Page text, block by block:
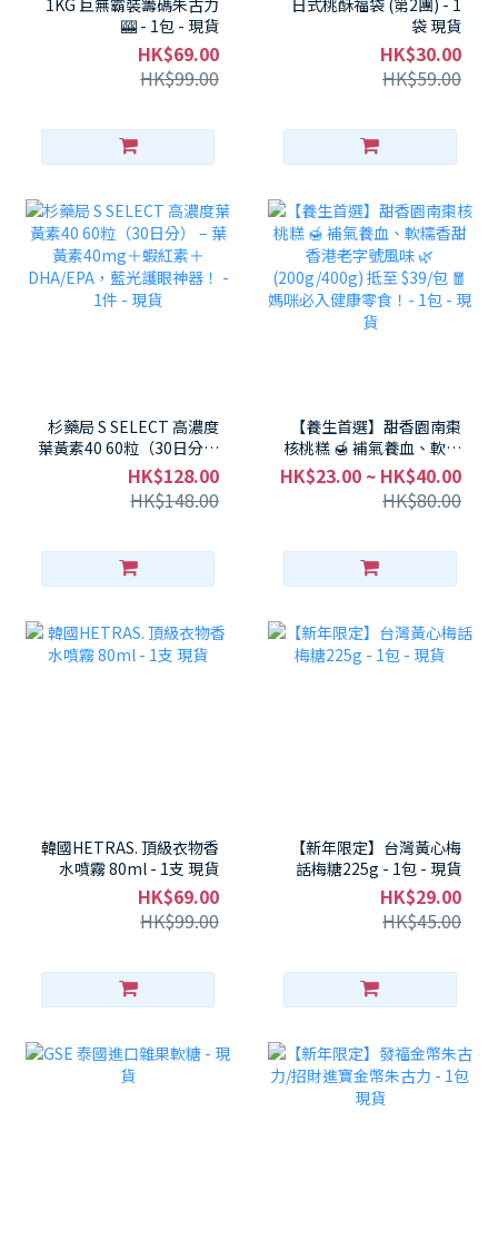
1KG 巨無霸裝籌碼朱古力
🎰 - 1包 - 現貨
HK$69.00
HK$99.00
日式桃酥福袋 (第2團) - 1
袋 現貨
HK$30.00
HK$59.00
杉藥局 S SELECT 高濃度
葉黃素40 60粒（30日分）
– 葉黃素40mg＋蝦紅素＋
DHA/EPA，藍光護眼神
器！ - 1件 - 現貨
HK$128.00
HK$148.00
【養生首選】甜香園南棗
核桃糕 🍯 補氣養血、軟糯
香甜 香港老字號風味 🌿
(200g/400g) 抵至 $39/包
🧧 媽咪必入健康零食！- 1
HK$23.00 ~ HK$40.00
HK$80.00
韓國HETRAS. 頂級衣物香
水噴霧 80ml - 1支 現貨
HK$69.00
HK$99.00
【新年限定】台灣黃心梅
話梅糖225g - 1包 - 現貨
HK$29.00
HK$45.00